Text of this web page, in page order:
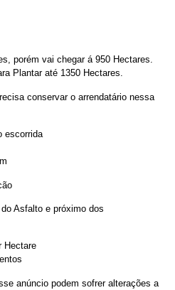
porém vai chegar á 950 Hectares.
Plantar até 1350 Hectares.
conservar o arrendatário nessa
escorrida
Asfalto e próximo dos
Hectare
anúncio podem sofrer alterações a